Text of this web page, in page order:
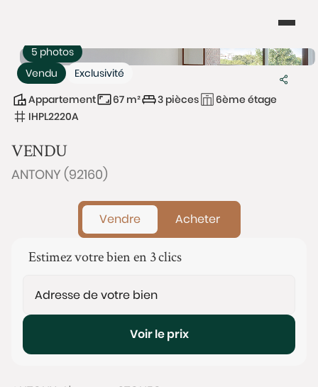
Vendu Exclusivité
5 photos
Appartement 67 m² 3 pièces
6ème étage
IHPL2220A
VENDU
ANTONY (92160)
Vendre Acheter
Estimez votre bien en 3 clics
Voir le prix